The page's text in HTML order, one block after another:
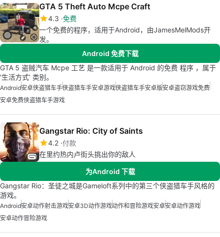
GTA 5 Theft Auto Mcpe Craft
4.3 免费
一个免费的程序，适用于Android，由JamesMelMods开
发。
Android 免费下载
GTA 5 盗贼汽车 Mcpe 工艺 是一款适用于 Android 的免费 程序 ，属于
'生活方式' 类别。
Android安卓侠盗猎车手侠盗猎车手安卓游戏侠盗猎车手安卓版安卓盗窃游戏免费
安卓免费侠盗猎车手游戏
Gangstar Rio: City of Saints
4.2 付款
在里约热内卢街头挑出你的敌人
为Android 下载
Gangstar Rio：圣徒之城是Gameloft系列中的第三个侠盗猎车手风格的
游戏。
Android安卓动作射击游戏安卓3D动作游戏动作和冒险游戏安卓安卓动作游戏
安卓动作冒险游戏